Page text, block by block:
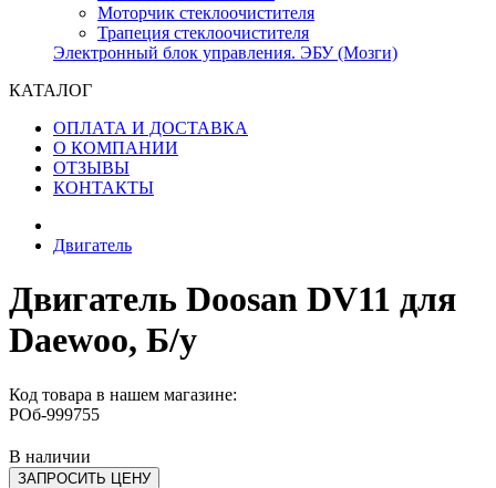
Моторчик стеклоочистителя
Трапеция стеклоочистителя
Электронный блок управления. ЭБУ (Мозги)
КАТАЛОГ
ОПЛАТА И ДОСТАВКА
О КОМПАНИИ
ОТЗЫВЫ
КОНТАКТЫ
Двигатель
Двигатель Doosan DV11 для
Daewoo, Б/у
Код товара в нашем магазине:
РОб-999755
В наличии
ЗАПРОСИТЬ ЦЕНУ